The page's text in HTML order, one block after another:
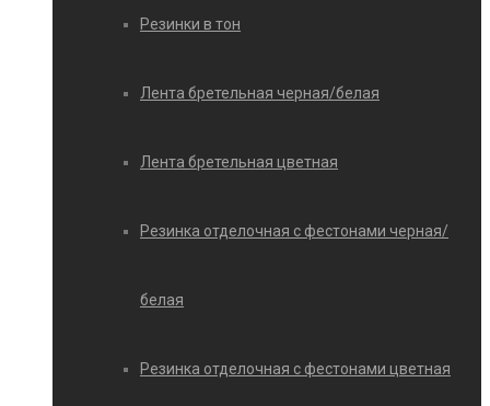
Резинки в тон
Лента бретельная черная/белая
Лента бретельная цветная
Резинка отделочная с фестонами черная/
белая
Резинка отделочная с фестонами цветная